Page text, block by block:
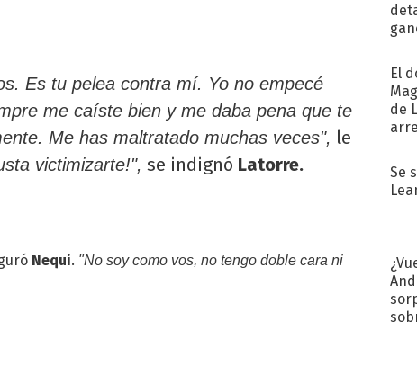
Es tu pelea contra mí. Yo no empecé
me caíste bien y me daba pena que te
Me has maltratado muchas veces", le
victimizarte!", se indignó Latorre.
Nequi. "No soy como vos, no tengo doble cara ni
El
de
Se